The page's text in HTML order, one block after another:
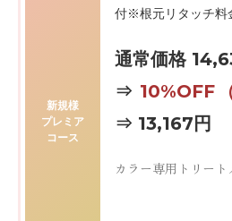
新規様
プレミア
コース
付※根元リタッチ料
通常価格
⇒ 10%OFF
⇒ 13,167円
カラー専用トリート